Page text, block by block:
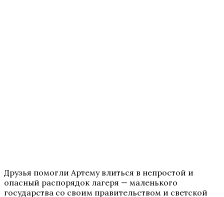
Друзья помогли Артему влиться в непростой и
опасный распорядок лагеря — маленького
государства со своим правительством и светской